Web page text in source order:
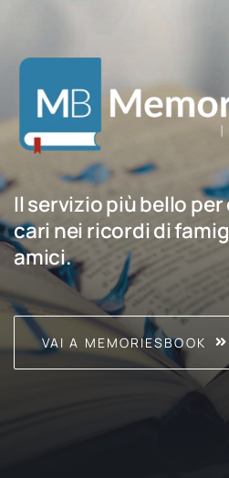
Il servizio più bello
cari nei ricordi di
amici.
VAI A MEMORIESBOOK